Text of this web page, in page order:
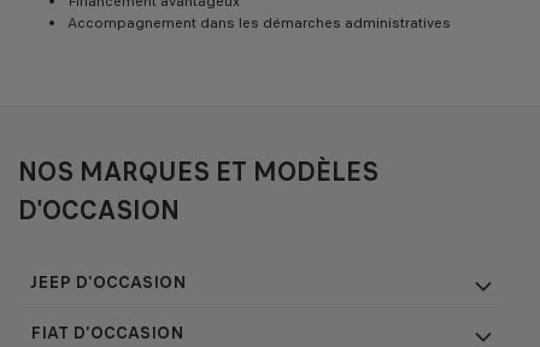
Accompagnement dans les démarches administratives
NOS MARQUES ET MODÈLES
D'OCCASION
JEEP D'OCCASION
FIAT D'OCCASION